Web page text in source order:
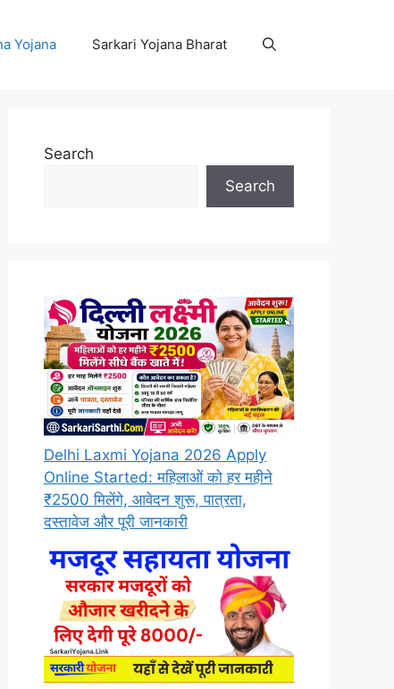
Yojana Sarkari Yojana Bharat
Search
Search
Delhi Laxmi Yojana 2026 Apply
Online Started: महिलाओं को हर महीने
₹2500 मिलेंगे, आवेदन शुरू, पात्रता,
दस्तावेज और पूरी जानकारी